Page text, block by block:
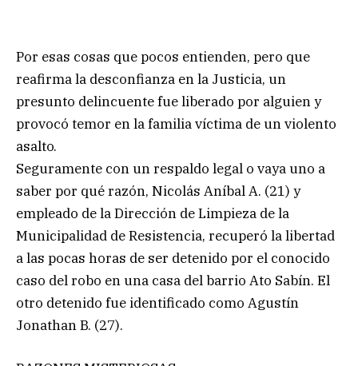
Por esas cosas que pocos entienden, pero que
reafirma la desconfianza en la Justicia, un
presunto delincuente fue liberado por alguien y
provocó temor en la familia víctima de un violento
asalto.
Seguramente con un respaldo legal o vaya uno a
saber por qué razón, Nicolás Aníbal A. (21) y
empleado de la Dirección de Limpieza de la
Municipalidad de Resistencia, recuperó la libertad
a las pocas horas de ser detenido por el conocido
caso del robo en una casa del barrio Ato Sabín. El
otro detenido fue identificado como Agustín
Jonathan B. (27).